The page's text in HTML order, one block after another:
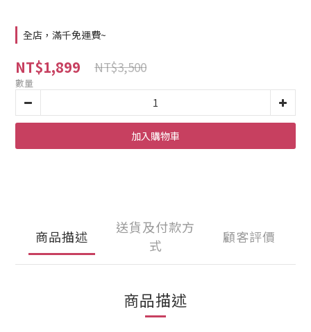
全店，滿千免運費~
NT$1,899 NT$3,500
數量
加入購物車
商品描述
送貨及付款方
式
顧客評價
商品描述